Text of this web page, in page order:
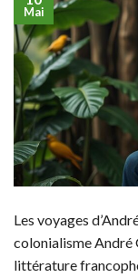
Mai
Les voyages
colonialisme André
littérature